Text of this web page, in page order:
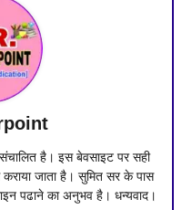
है। इस बेवसाइट पर सही
जाता है। सुमित सर के पास
पढाने का अनुभव है। धन्यवाद।